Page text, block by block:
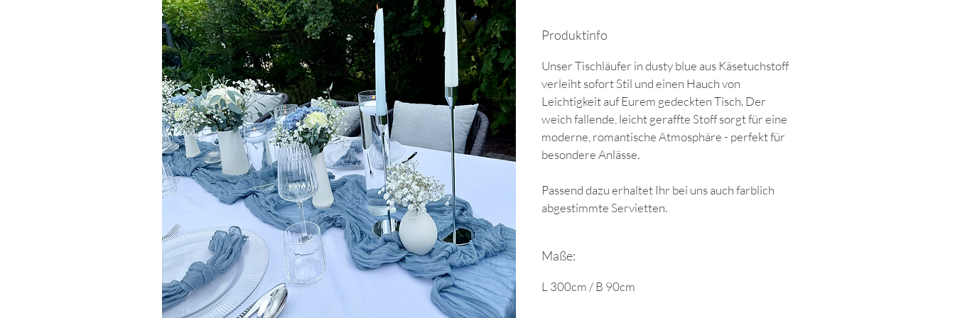
Produktinfo
Unser Tischläufer in dusty blue aus Käsetuchstoff
verleiht sofort Stil und einen Hauch von
Leichtigkeit auf Eurem gedeckten Tisch. Der
weich fallende, leicht geraffte Stoff sorgt für eine
moderne, romantische Atmosphäre - perfekt für
besondere Anlässe.
Passend dazu erhaltet Ihr bei uns auch farblich
abgestimmte Servietten.
Maße:
L 300cm / B 90cm